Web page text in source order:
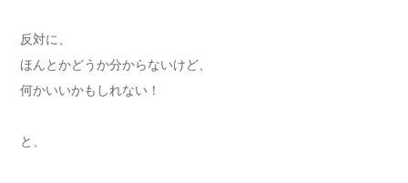
反対に、
ほんとかどうか分からないけど、
何かいいかもしれない！
と、